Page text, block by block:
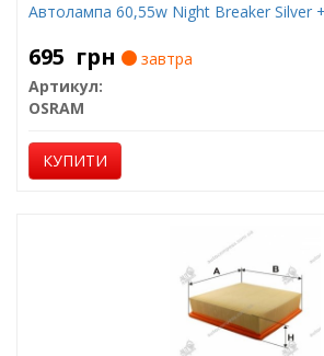
Автолампа 60,55w Night Breaker Silver
695 грн
завтра
Артикул:
OSRAM
КУПИТИ